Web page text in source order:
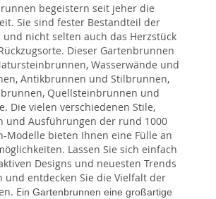
begeistern seit jeher die
Sie sind fester Bestandteil der
nicht selten auch das Herzstück
Dieser Gartenbrunnen
Wasserwände und
Antikbrunnen und Stilbrunnen,
Quellsteinbrunnen und
Die vielen verschiedenen Stile,
und Ausführungen der rund 1000
Modelle bieten Ihnen eine Fülle an
Lassen Sie sich einfach
Designs und neuesten Trends
und entdecken Sie die Vielfalt der
Ein Gartenbrunnen eine großartige